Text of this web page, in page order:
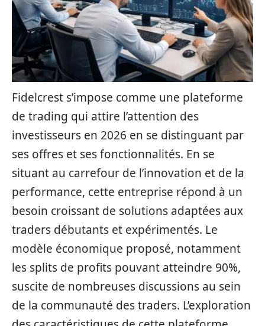
Fidelcrest s’impose comme une plateforme
de trading qui attire l’attention des
investisseurs en 2026 en se distinguant par
ses offres et ses fonctionnalités. En se
situant au carrefour de l’innovation et de la
performance, cette entreprise répond à un
besoin croissant de solutions adaptées aux
traders débutants et expérimentés. Le
modèle économique proposé, notamment
les splits de profits pouvant atteindre 90%,
suscite de nombreuses discussions au sein
de la communauté des traders. L’exploration